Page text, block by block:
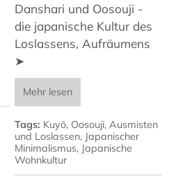
Danshari und Oosouji -
die japanische Kultur des
Loslassens, Aufräumens
➤
Mehr lesen
Tags: Kuyō, Oosouji, Ausmisten
und Loslassen, Japanischer
Minimalismus, Japanische
Wohnkultur